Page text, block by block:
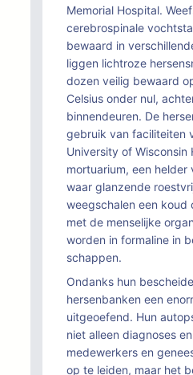
Memorial Hospital.
cerebrospinale
bewaard in
liggen lichtroze
dozen veilig bewaard
Celsius onder nul,
binnendeuren. De
gebruik van faciliteiten
University of Wisconsin
mortuarium, een helder
waar glanzende
weegschalen een koud
met de menselijke
worden in formaline in
schappen.
Ondanks hun
hersenbanken een
uitgeoefend. Hun
niet alleen diagnoses
medewerkers en
op te leiden, maar het